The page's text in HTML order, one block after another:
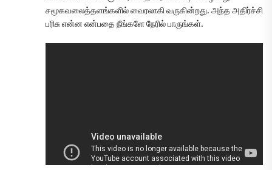
சமூகவலைத்தளங்களில் வைரலாகி வருகின்றது. அந்த அதிர்ச்சி
பரிசு என்ன என்பதை நீங்களே நேரில் பாருங்கள்.